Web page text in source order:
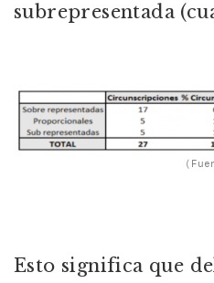
subrepresentada
Esto significa que